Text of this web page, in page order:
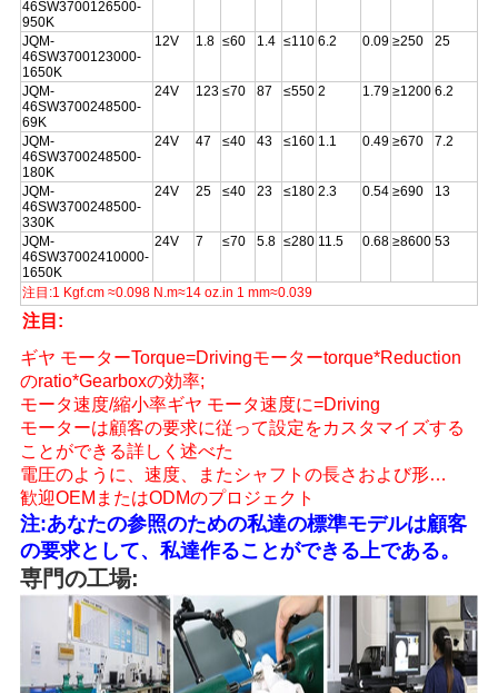
46SW3700126500-
950K
JQM-
46SW3700123000-
1650K
12V 1.8 ≤60 1.4 ≤110 6.2 0.09 ≥250 25
JQM-
46SW3700248500-
69K
24V 123 ≤70 87 ≤550 2 1.79 ≥1200 6.2
JQM-
46SW3700248500-
180K
24V 47 ≤40 43 ≤160 1.1 0.49 ≥670 7.2
JQM-
46SW3700248500-
330K
24V 25 ≤40 23 ≤180 2.3 0.54 ≥690 13
JQM-
46SW37002410000-
1650K
24V 7 ≤70 5.8 ≤280 11.5 0.68 ≥8600 53
注目:1 Kgf.cm ≈0.098 N.m≈14 oz.in 1 mm≈0.039
注目:
ギヤ モーターTorque=Drivingモーターtorque*Reduction
のratio*Gearboxの効率;
モータ速度/縮小率ギヤ モータ速度に=Driving
モーターは顧客の要求に従って設定をカスタマイズする
ことができる詳しく述べた
電圧のように、速度、またシャフトの長さおよび形…
歓迎OEMまたはODMのプロジェクト
注:あなたの参照のための私達の標準モデルは顧客
の要求として、私達作ることができる上である。
専門の工場: